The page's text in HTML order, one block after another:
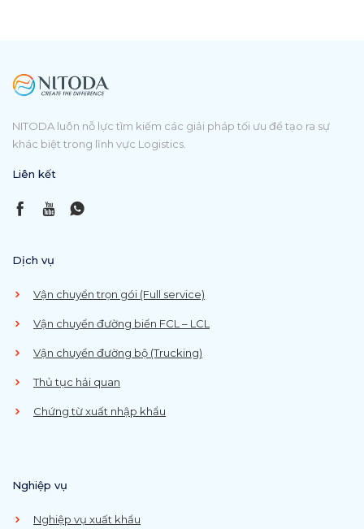
NITODA luôn nỗ lực tìm kiếm các giải pháp tối ưu để tạo ra sự
khác biệt trong lĩnh vực Logistics.
Liên kết
Dịch vụ
Vận chuyển trọn gói (Full service)
Vận chuyển đường biển FCL – LCL
Vận chuyển đường bộ (Trucking)
Thủ tục hải quan
Chứng từ xuất nhập khẩu
Nghiệp vụ
Nghiệp vụ xuất khẩu